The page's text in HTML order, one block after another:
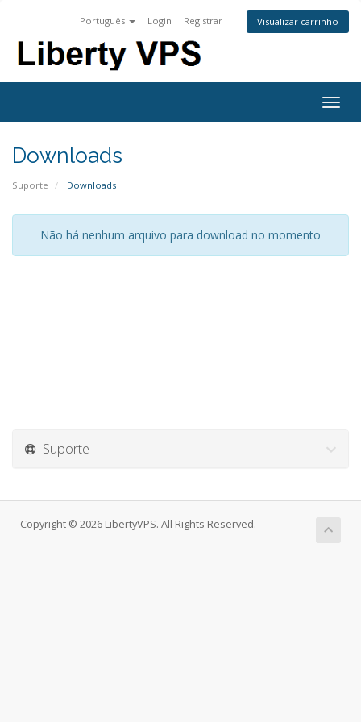
Português Login Registrar Visualizar carrinho
Downloads
Suporte Downloads
Não há nenhum arquivo para download no momento
Suporte
Copyright © 2026 LibertyVPS. All Rights Reserved.